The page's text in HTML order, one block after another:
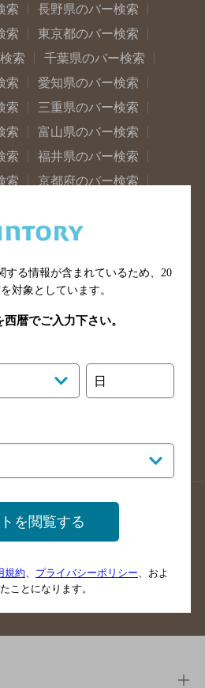
索
長野県のバー検索
索
東京都のバー検索
索
千葉県のバー検索
索
愛知県のバー検索
索
三重県のバー検索
索
富山県のバー検索
索
福井県のバー検索
索
京都府のバー検索
和歌山県のバー検索
索
鳥取県のバー検索
索
愛媛県のバー検索
佐賀県のバー検索
索
熊本県のバー検索
る情報が含まれているため、 20
対象としています。
暦でご入力下さい。
日
を閲覧する
規約、 プライバシーポリシー、およ
ことになります。